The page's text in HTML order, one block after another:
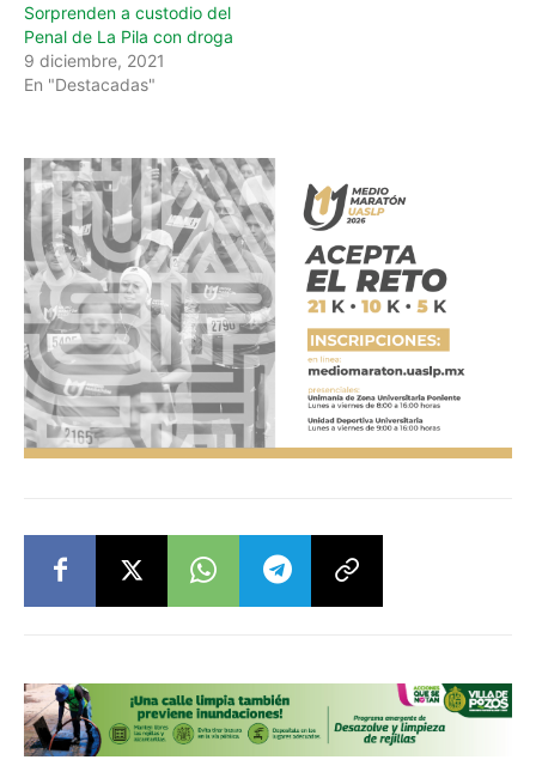
Sorprenden a custodio del
Penal de La Pila con droga
9 diciembre, 2021
En "Destacadas"